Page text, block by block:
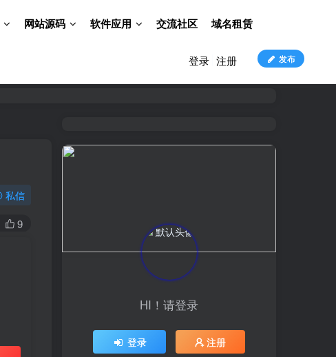
网站源码 软件应用 交流社区 域名租赁
发布
登录 注册
私信
9
HI！请登录
登录 注册